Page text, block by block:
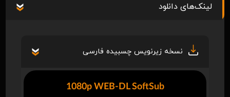
لینک‌های دانلود
نسخه زیرنویس چسبیده فارسی
1080p WEB-DL SoftSub